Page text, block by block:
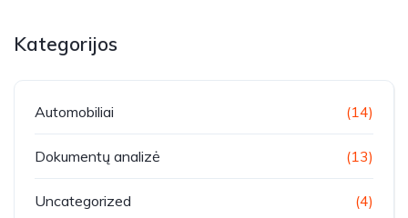
Kategorijos
Automobiliai (14)
Dokumentų analizė (13)
Uncategorized (4)